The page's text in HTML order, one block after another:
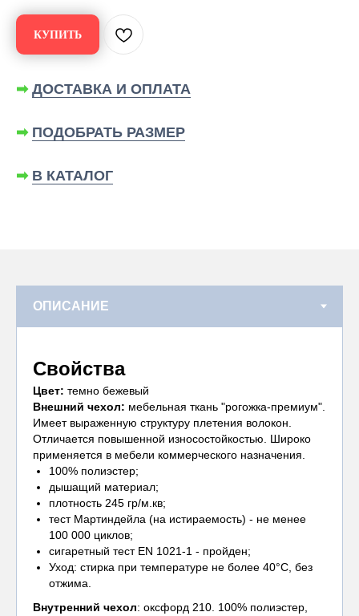
КУПИТЬ
➡ ДОСТАВКА И ОПЛАТА
➡ ПОДОБРАТЬ РАЗМЕР
➡ В КАТАЛОГ
Свойства
Цвет: темно бежевый
Внешний чехол: мебельная ткань "рогожка-премиум".
Имеет выраженную структуру плетения волокон.
Отличается повышенной износостойкостью. Широко
применяется в мебели коммерческого назначения.
100% полиэстер;
дышащий материал;
плотность 245 гр/м.кв;
тест Мартиндейла (на истираемость) - не менее
100 000 циклов;
сигаретный тест EN 1021-1 - пройден;
Уход: стирка при температуре не более 40°С, без
отжима.
Внутренний чехол: оксфорд 210. 100% полиэстер,